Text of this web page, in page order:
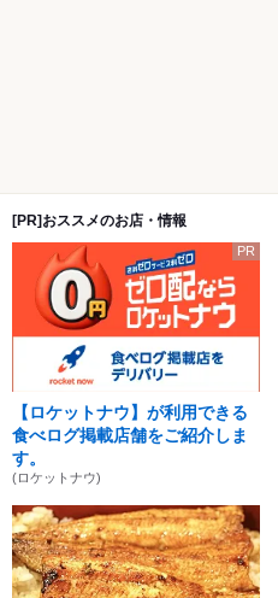
[PR]おススメのお店・情報
PR
【ロケットナウ】が利用できる
食べログ掲載店舗をご紹介しま
す。
(ロケットナウ)